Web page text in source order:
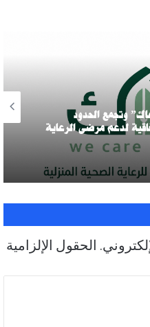
وتجمع الحدود
لدعم مرضى الرعاية
الحقول الإلزامية